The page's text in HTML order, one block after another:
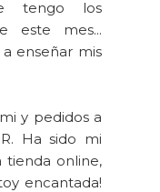
tengo los
este mes...
enseñar mis
y pedidos a
Ha sido mi
tienda online,
encantada!